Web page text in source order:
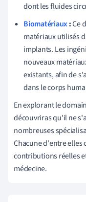
dont les fluides
Biomatériaux:Ce
matériaux utilisés
implants. Les
nouveaux
existants, afin de
dans le corps
En explorant le
découvriras qu'il ne
nombreuses
Chacune d'entre
contributions réelles
médecine.